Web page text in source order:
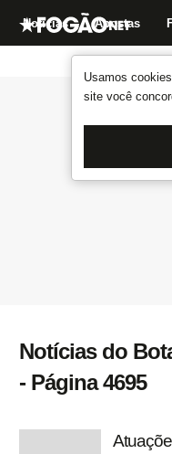
Usamos
site você
Notícias Apostas
Notícias do
- Página 4695